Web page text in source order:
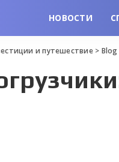
НОВОСТИ
и путешествие> Blog